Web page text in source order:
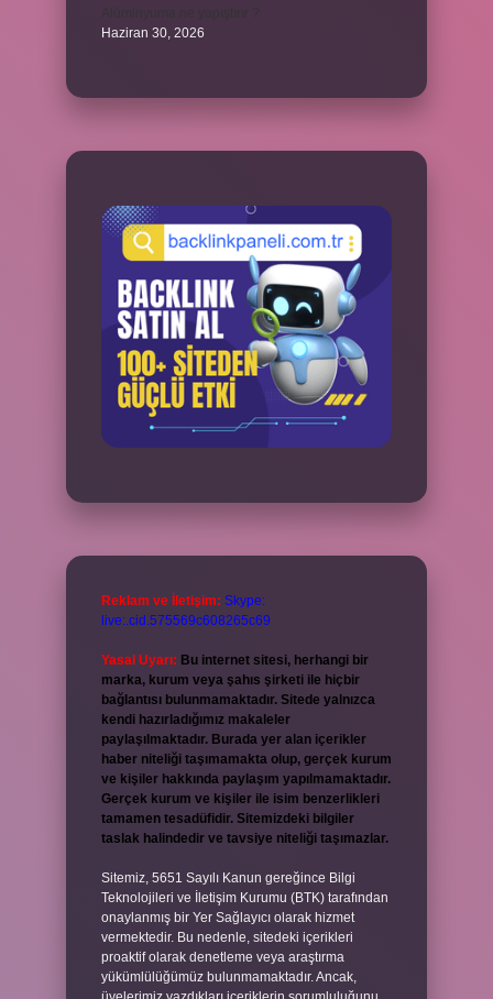
Haziran 30, 2026
Reklam ve İletişim: Skype:
live:.cid.575569c608265c69
Yasal Uyarı: Bu internet sitesi, herhangi bir
marka, kurum veya şahıs şirketi ile hiçbir
bağlantısı bulunmamaktadır. Sitede yalnızca
kendi hazırladığımız makaleler
paylaşılmaktadır. Burada yer alan içerikler
haber niteliği taşımamakta olup, gerçek kurum
ve kişiler hakkında paylaşım yapılmamaktadır.
Gerçek kurum ve kişiler ile isim benzerlikleri
tamamen tesadüfidir. Sitemizdeki bilgiler
taslak halindedir ve tavsiye niteliği taşımazlar.
Sitemiz, 5651 Sayılı Kanun gereğince Bilgi
Teknolojileri ve İletişim Kurumu (BTK) tarafından
onaylanmış bir Yer Sağlayıcı olarak hizmet
vermektedir. Bu nedenle, sitedeki içerikleri
proaktif olarak denetleme veya araştırma
yükümlülüğümüz bulunmamaktadır. Ancak,